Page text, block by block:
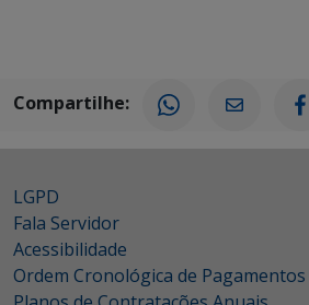
Compartilhe:
LGPD
Fala Servidor
Acessibilidade
Ordem Cronológica de Pagamentos